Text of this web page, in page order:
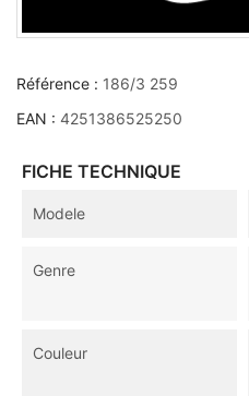
Référence : 186/3 259
EAN : 4251386525250
FICHE TECHNIQUE
Modele
Genre
Couleur